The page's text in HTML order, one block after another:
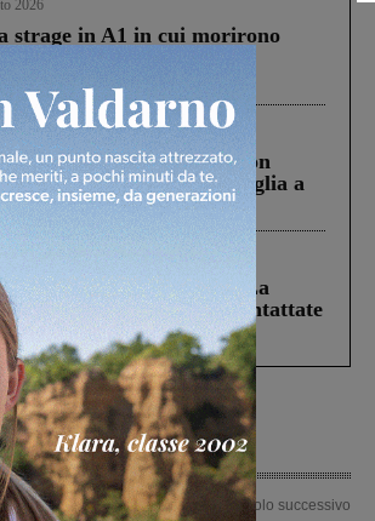
2026
strage in A1 in cui morirono
ai sorpassi fra tir....
2026
una struttura di Castiglion
che aveva ucciso la figlia a
2026
ricerche di Miah Billal. La
caso di avvistamento contattate
Articolo successivo